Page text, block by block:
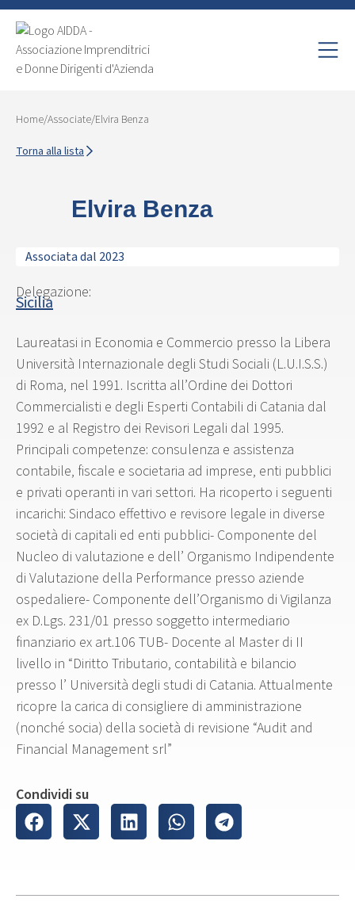
Home/Associate/Elvira Benza
Torna alla lista
Elvira Benza
Associata dal 2023
Delegazione:
Sicilia
Laureatasi in Economia e Commercio presso la Libera
Università Internazionale degli Studi Sociali (L.U.I.S.S.)
di Roma, nel 1991. Iscritta all’Ordine dei Dottori
Commercialisti e degli Esperti Contabili di Catania dal
1992 e al Registro dei Revisori Legali dal 1995.
Principali competenze: consulenza e assistenza
contabile, fiscale e societaria ad imprese, enti pubblici
e privati operanti in vari settori. Ha ricoperto i seguenti
incarichi: Sindaco effettivo e revisore legale in diverse
società di capitali ed enti pubblici- Componente del
Nucleo di valutazione e dell’ Organismo Indipendente
di Valutazione della Performance presso aziende
ospedaliere- Componente dell’Organismo di Vigilanza
ex D.Lgs. 231/01 presso soggetto intermediario
finanziario ex art.106 TUB- Docente al Master di II
livello in “Diritto Tributario, contabilità e bilancio
presso l’ Università degli studi di Catania. Attualmente
ricopre la carica di consigliere di amministrazione
(nonché socia) della società di revisione “Audit and
Financial Management srl”
Condividi su